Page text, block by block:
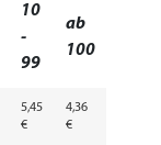
10
-
99
ab
100
5,45
€
4,36
€